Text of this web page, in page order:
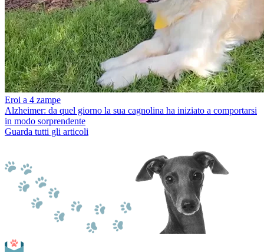
Eroi a 4 zampe
Alzheimer: da quel giorno la sua cagnolina ha iniziato a comportarsi
in modo sorprendente
Guarda tutti gli articoli